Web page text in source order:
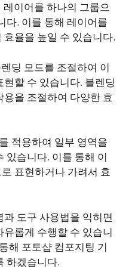
레이어를 하나의 그룹으
다. 이를 통해 레이어를
율을 높일 수 있습니다.
딩 모드를 조절하여 이
할 수 있습니다. 블렌딩
을 조절하여 다양한 효
적용하여 일부 영역을
있습니다. 이를 통해 이
표현하거나 가려서 효
도구 사용법을 익히면
롭게 수행할 수 있습니
해 포토샵 컴포지팅 기
하겠습니다.